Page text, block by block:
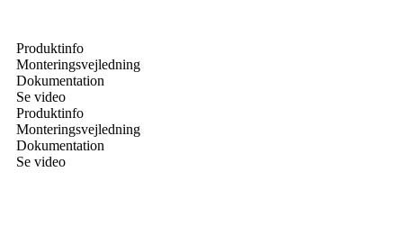
Produktinfo
Monteringsvejledning
Dokumentation
Se video
Produktinfo
Monteringsvejledning
Dokumentation
Se video